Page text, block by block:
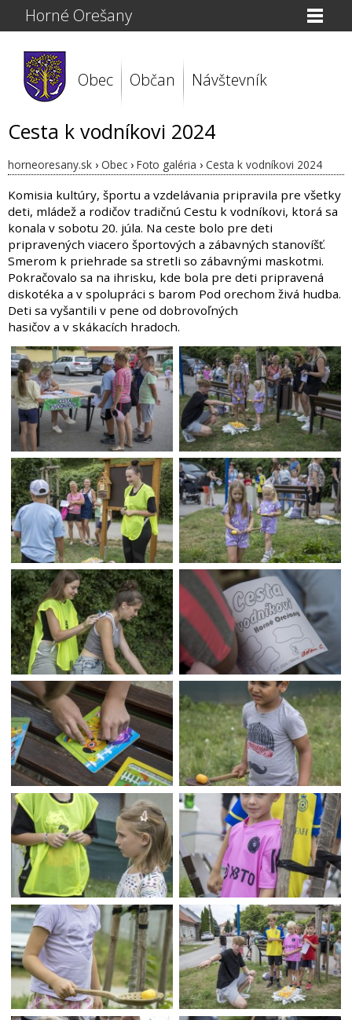
Horné Orešany
Obec Občan Návštevník
Cesta k vodníkovi 2024
horneoresany.sk › Obec › Foto galéria › Cesta k vodníkovi 2024
Komisia kultúry, športu a vzdelávania pripravila pre všetky
deti, mládež a rodičov tradičnú Cestu k vodníkovi, ktorá sa
konala v sobotu 20. júla. Na ceste bolo pre deti
pripravených viacero športových a zábavných stanovíšť.
Smerom k priehrade sa stretli so zábavnými maskotmi.
Pokračovalo sa na ihrisku, kde bola pre deti pripravená
diskotéka a v spolupráci s barom Pod orechom živá hudba.
Deti sa vyšantili v pene od dobrovoľných
hasičov a v skákacích hradoch.